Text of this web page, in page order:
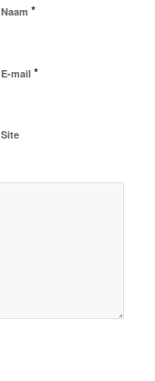
Naam *
E-mail *
Site